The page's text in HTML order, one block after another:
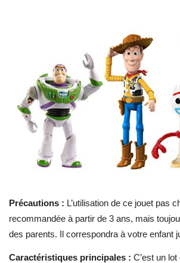
Précautions : L’utilisation de ce jouet pas
recommandée à partir de 3 ans, mais
des parents. Il correspondra à votre enfant
Caractéristiques principales : C’est un